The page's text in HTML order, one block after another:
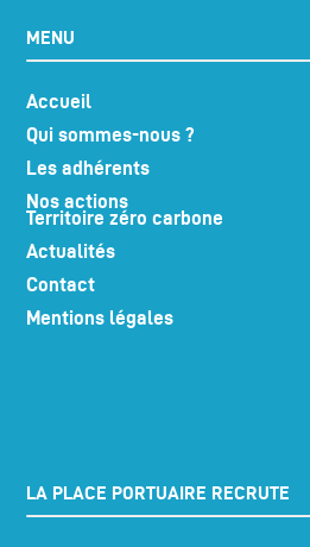
MENU
Accueil
Qui sommes-nous ?
Les adhérents
Nos actions
Territoire zéro carbone
Actualités
Contact
Mentions légales
LA PLACE PORTUAIRE RECRUTE